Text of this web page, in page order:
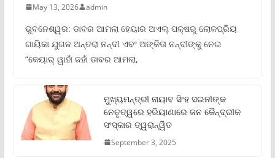
May 13, 2026 admin
ଭୁବନେଶ୍ୱର: ଡାବର ଆମଲା ହେୟାର ଅଏଲ୍ ପକ୍ଷରୁ ଲୋକପ୍ରିୟ
ଗାୟିକା ଯୁଗଳ ଅନ୍ତରା ନନ୍ଦୀ ଏବଂ ଅଙ୍କିତା ନନ୍ଦୀଙ୍କୁ ନେଇ
“କେୟାର୍ ୱାହାଁ ଜହାଁ ଡାବର ଆମଲା,
ମୁଖ୍ୟମନ୍ତ୍ରୀ ନାୟାବ ସିଂହ ସଇନୀଙ୍କ
ନେତୃତ୍ୱରେ ହରିୟାଣାରେ ଜନ କୈନ୍ଦ୍ରୀକ
ସଂସ୍କାର ତ୍ୱରାନ୍ୱିତ
September 3, 2025